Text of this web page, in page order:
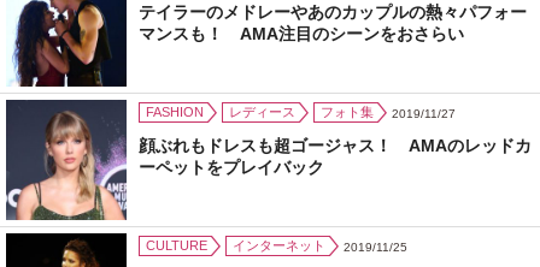
テイラーのメドレーやあのカップルの熱々パフォー
マンスも！ AMA注目のシーンをおさらい
FASHION レディース フォト集 2019/11/27
顔ぶれもドレスも超ゴージャス！ AMAのレッドカ
ーペットをプレイバック
CULTURE インターネット 2019/11/25